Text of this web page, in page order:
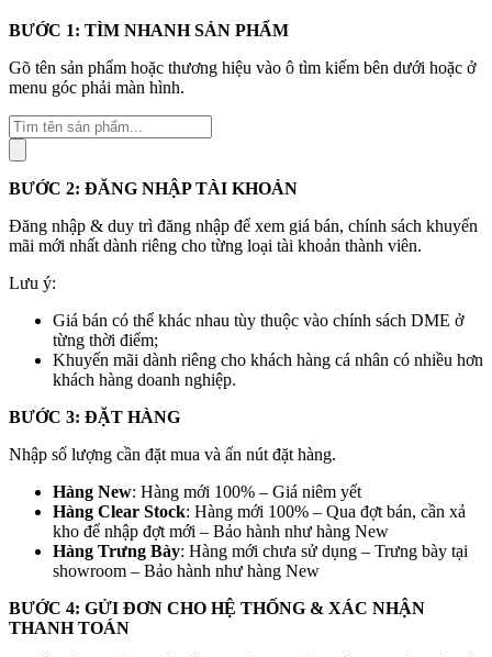
BƯỚC 1: TÌM NHANH SẢN PHẨM
Gõ tên sản phẩm hoặc thương hiệu vào ô tìm kiếm bên dưới hoặc ở
menu góc phải màn hình.
Tìm
kiếm
sản
phẩm
BƯỚC 2: ĐĂNG NHẬP TÀI KHOẢN
Đăng nhập & duy trì đăng nhập để xem giá bán, chính sách khuyến
mãi mới nhất dành riêng cho từng loại tài khoản thành viên.
Lưu ý:
Giá bán có thể khác nhau tùy thuộc vào chính sách DME ở
từng thời điểm;
Khuyến mãi dành riêng cho khách hàng cá nhân có nhiều hơn
khách hàng doanh nghiệp.
BƯỚC 3: ĐẶT HÀNG
Nhập số lượng cần đặt mua và ấn nút đặt hàng.
Hàng New: Hàng mới 100% – Giá niêm yết
Hàng Clear Stock: Hàng mới 100% – Qua đợt bán, cần xả
kho để nhập đợt mới – Bảo hành như hàng New
Hàng Trưng Bày: Hàng mới chưa sử dụng – Trưng bày tại
showroom – Bảo hành như hàng New
BƯỚC 4: GỬI ĐƠN CHO HỆ THỐNG & XÁC NHẬN
THANH TOÁN